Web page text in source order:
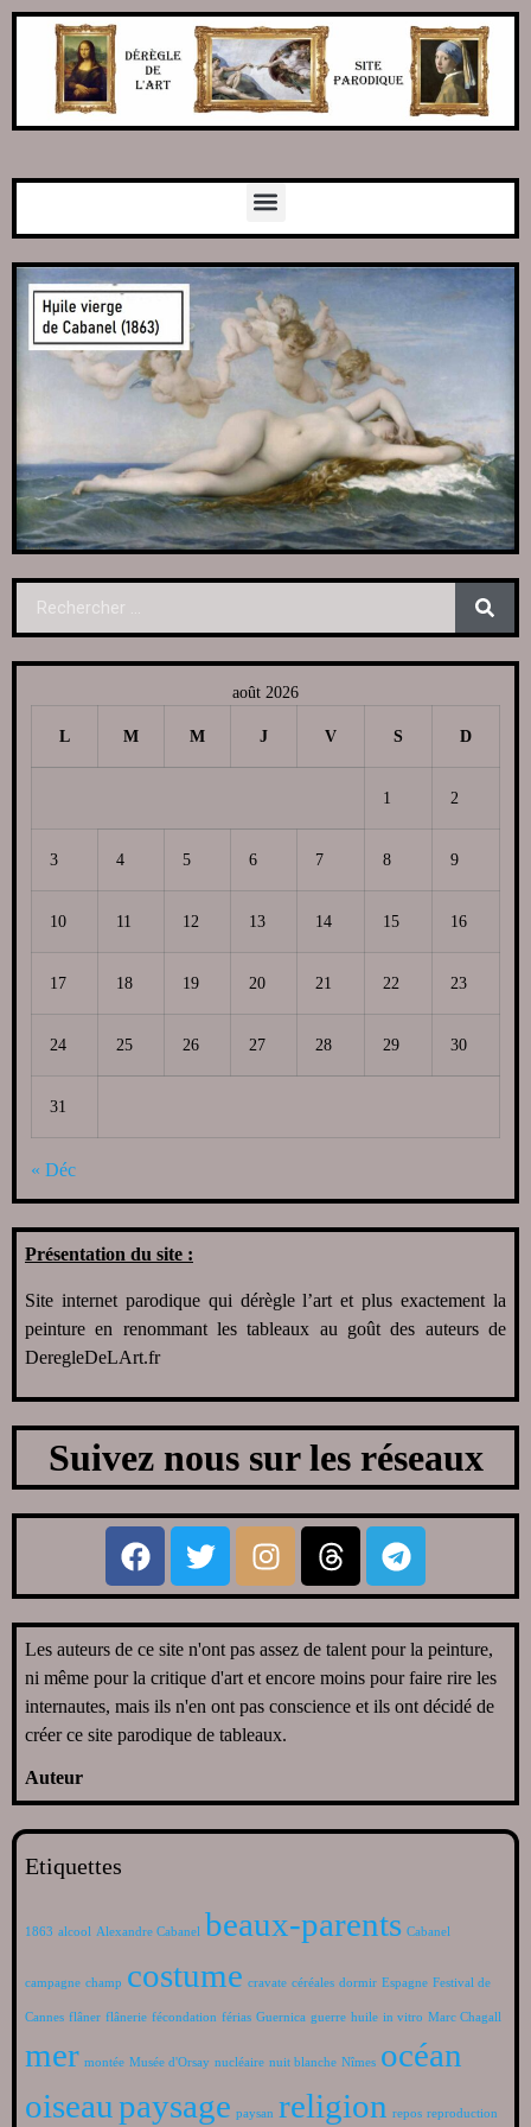
août 2026
L M M J V S D
1 2
3 4 5 6 7 8 9
10 11 12 13 14 15 16
17 18 19 20 21 22 23
24 25 26 27 28 29 30
31
« Déc
Présentation du site :
Site internet parodique qui dérègle l’art et plus exactement la
peinture en renommant les tableaux au goût des auteurs de
DeregleDeLArt.fr
Suivez nous sur les réseaux
Les auteurs de ce site n'ont pas assez de talent pour la peinture,
ni même pour la critique d'art et encore moins pour faire rire les
internautes, mais ils n'en ont pas conscience et ils ont décidé de
créer ce site parodique de tableaux.
Auteur
Etiquettes
1863 alcool Alexandre Cabanel beaux-parents Cabanel
campagne champ costume cravate céréales dormir Espagne Festival de
Cannes flâner flânerie fécondation férias Guernica guerre huile in vitro Marc Chagall
mer montée Musée d'Orsay nucléaire nuit blanche Nîmes océan
oiseaupaysage paysan religion repos reproduction